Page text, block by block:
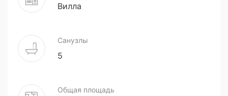
Вилла
Санузлы
5
Общая площадь